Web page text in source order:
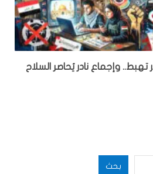
تهبط.. وإجماع نادر يُحاصر السلاح
بحث